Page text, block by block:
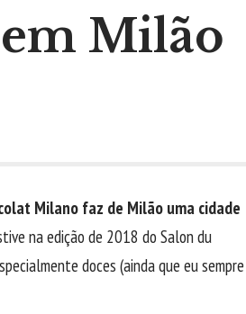
Milão
Milano faz de Milão uma cidade
na edição de 2018 do Salon du
doces (ainda que eu sempre